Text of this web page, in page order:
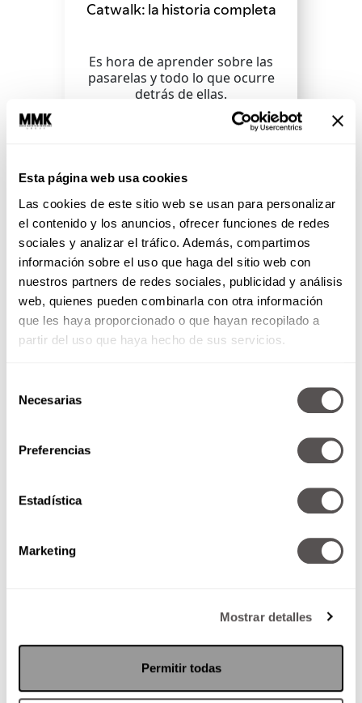
Esta página web usa cookies
Las cookies de este sitio web se usan para personalizar
el contenido y los anuncios, ofrecer funciones de redes
sociales y analizar el tráfico. Además, compartimos
información sobre el uso que haga del sitio web con
nuestros partners de redes sociales, publicidad y análisis
web, quienes pueden combinarla con otra información
que les haya proporcionado o que hayan recopilado a
partir del uso que haya hecho de sus servicios.
Necesarias
Preferencias
Estadística
Marketing
Mostrar detalles
Permitir todas
Catwalk: la historia completa
Es hora de aprender sobre las
pasarelas y todo lo que ocurre
detrás de ellas.